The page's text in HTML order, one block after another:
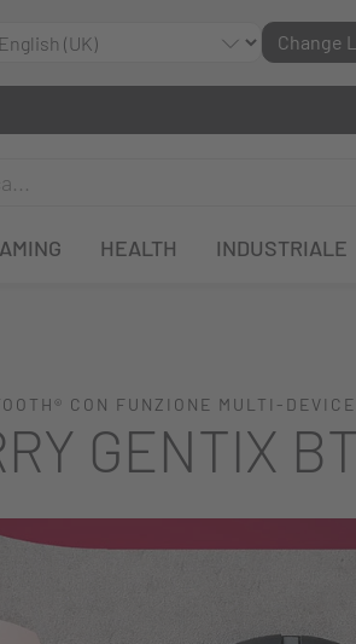
Change
HEALTH INDUSTRIALE
CON FUNZIONE MULTI-DEVICE
GENTIX BT